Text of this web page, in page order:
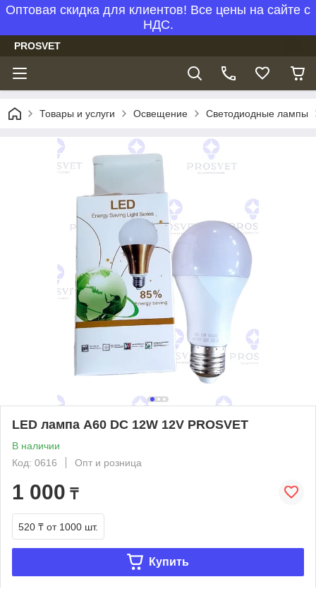
Оптовая скидка для клиентов! Все цены на сайте с
НДС.
PROSVET
Товары и услуги Освещение Светодиодные лампы
LED лампа А60 DC 12W 12V PROSVET
В наличии
Код: 0616
Опт и розница
1 000 ₸
520 ₸ от 1000 шт.
Купить